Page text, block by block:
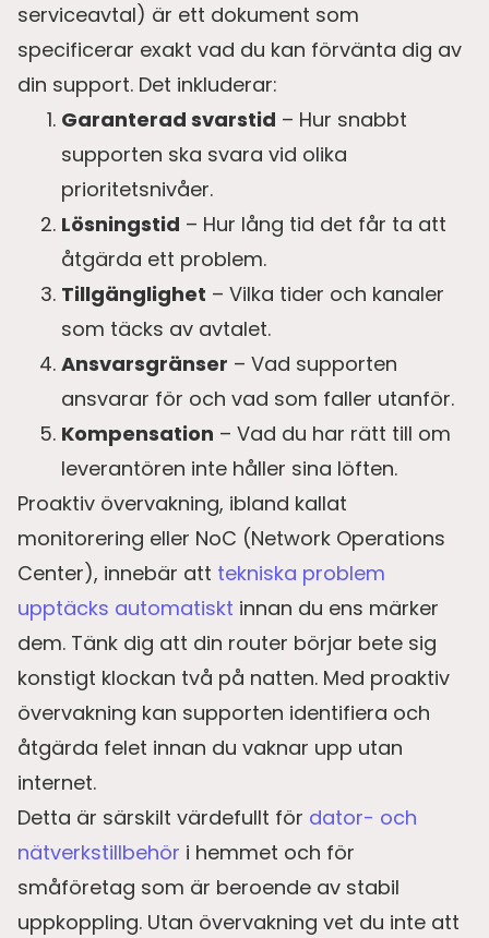
serviceavtal) är ett dokument som
specificerar exakt vad du kan förvänta dig av
din support. Det inkluderar:
Garanterad svarstid – Hur snabbt
supporten ska svara vid olika
prioritetsnivåer.
Lösningstid – Hur lång tid det får ta att
åtgärda ett problem.
Tillgänglighet – Vilka tider och kanaler
som täcks av avtalet.
Ansvarsgränser – Vad supporten
ansvarar för och vad som faller utanför.
Kompensation – Vad du har rätt till om
leverantören inte håller sina löften.
Proaktiv övervakning, ibland kallat
monitorering eller NoC (Network Operations
Center), innebär att tekniska problem
upptäcks automatiskt innan du ens märker
dem. Tänk dig att din router börjar bete sig
konstigt klockan två på natten. Med proaktiv
övervakning kan supporten identifiera och
åtgärda felet innan du vaknar upp utan
internet.
Detta är särskilt värdefullt för dator- och
nätverkstillbehör i hemmet och för
småföretag som är beroende av stabil
uppkoppling. Utan övervakning vet du inte att